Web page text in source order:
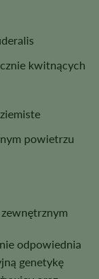
kwitnących
powietrzu
odpowiednia
genetykę